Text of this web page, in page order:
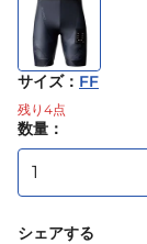
サイズ： FF
残り 4点
数量：
シェアする